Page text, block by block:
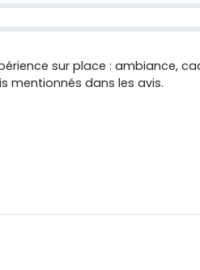
sur place : ambiance,
mentionnés dans les avis.